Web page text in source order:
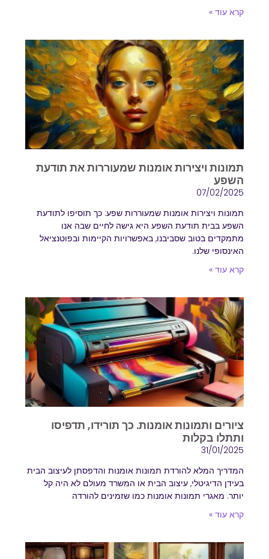
קרא עוד »
תמונות ויצירות אומנות שמעוררות את תודעת
השפע
07/02/2025
תמונות ויצירות אומנות שמעוררות שפע: כך תוסיפו לתודעת
השפע בבית תודעת השפע היא גישה לחיים שבה אנו
מתמקדים בטוב שסביבנו, באפשרויות הקיימות ובפוטנציאל
האינסופי שלנו.
קרא עוד »
ציורים ותמונות אומנות. כך תורידו, תדפיסו
ותתלו בקלות
31/01/2025
המדריך המלא להורדת תמונות אומנות והדפסתן לעיצוב הבית
בעידן הדיגיטלי, עיצוב הבית או המשרד מעולם לא היה קל
יותר. מאגרי תמונות אומנות כמו שזמינים להורדה
קרא עוד »